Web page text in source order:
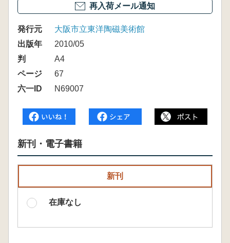
再入荷メール通知
発行元
大阪市立東洋陶磁美術館
出版年
2010/05
判
A4
ページ
67
六一ID
N69007
新刊・電子書籍
新刊
在庫なし